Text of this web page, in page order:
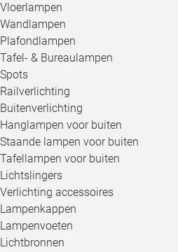
Vloerlampen
Wandlampen
Plafondlampen
Tafel- & Bureaulampen
Spots
Railverlichting
Buitenverlichting
Hanglampen voor buiten
Staande lampen voor buiten
Tafellampen voor buiten
Lichtslingers
Verlichting accessoires
Lampenkappen
Lampenvoeten
Lichtbronnen